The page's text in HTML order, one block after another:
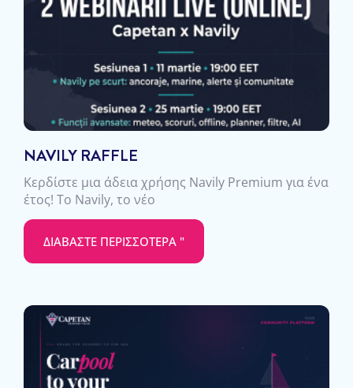
NAVILY RAFFLE
Κερδίστε μια άδεια χρήσης Navily Premium για ένα
έτος! Το Navily, το νέο
ΔΙΑΒΆΣΤΕ ΠΕΡΙΣΣΌΤΕΡΑ "